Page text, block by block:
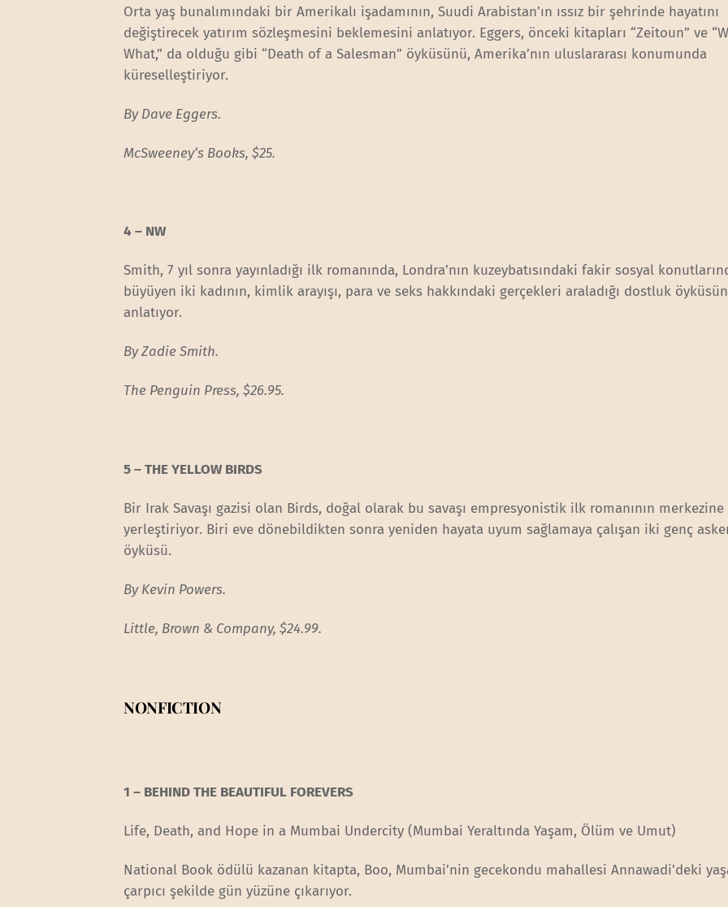
Orta yaş bunalımındaki bir Amerikalı işadamının, Suudi Arabistan’ın ıssız bir şehrinde hayatını
değiştirecek yatırım sözleşmesini beklemesini anlatıyor. Eggers, önceki kitapları “Zeitoun” ve
What,” da olduğu gibi “Death of a Salesman” öyküsünü, Amerika’nın uluslararası konumunda
küreselleştiriyor.
By Dave Eggers.
McSweeney’s Books, $25.
4 – NW
Smith, 7 yıl sonra yayınladığı ilk romanında, Londra’nın kuzeybatısındaki fakir sosyal
büyüyen iki kadının, kimlik arayışı, para ve seks hakkındaki gerçekleri araladığı dostluk
anlatıyor.
By Zadie Smith.
The Penguin Press, $26.95.
5 – THE YELLOW BIRDS
Bir Irak Savaşı gazisi olan Birds, doğal olarak bu savaşı empresyonistik ilk romanının merkezine
yerleştiriyor. Biri eve dönebildikten sonra yeniden hayata uyum sağlamaya çalışan iki genç
öyküsü.
By Kevin Powers.
Little, Brown & Company, $24.99.
NONFICTION
1 – BEHIND THE BEAUTIFUL FOREVERS
Life, Death, and Hope in a Mumbai Undercity (Mumbai Yeraltında Yaşam, Ölüm ve Umut)
National Book ödülü kazanan kitapta, Boo, Mumbai’nin gecekondu mahallesi Annawadi’deki
çarpıcı şekilde gün yüzüne çıkarıyor.